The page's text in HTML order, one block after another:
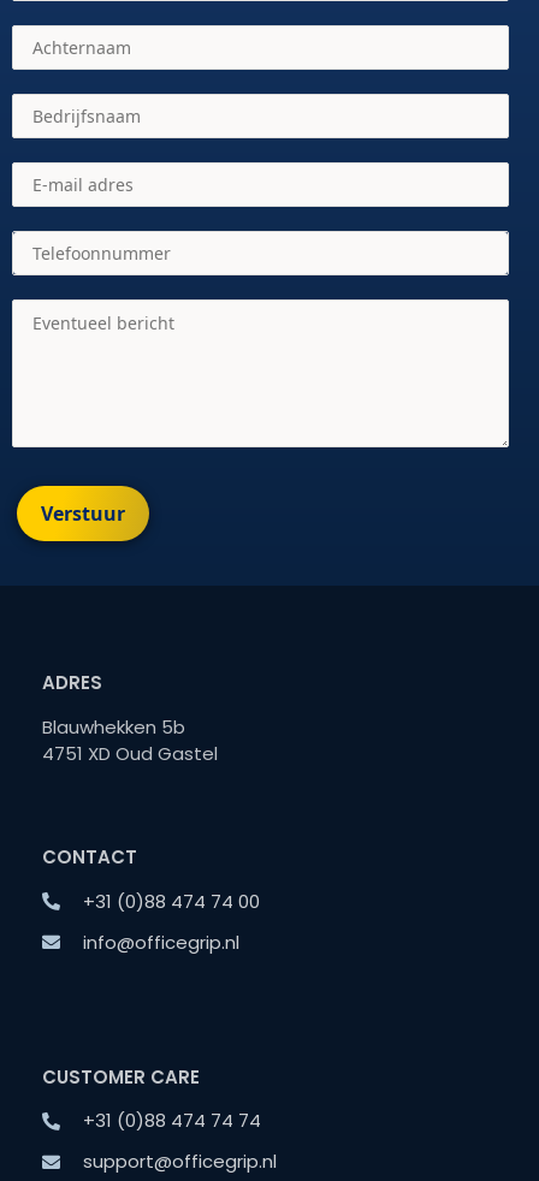
Verstuur
ADRES
Blauwhekken 5b
4751 XD Oud Gastel
CONTACT
+31 (0)88 474 74 00
info@officegrip.nl
CUSTOMER CARE
+31 (0)88 474 74 74
support@officegrip.nl